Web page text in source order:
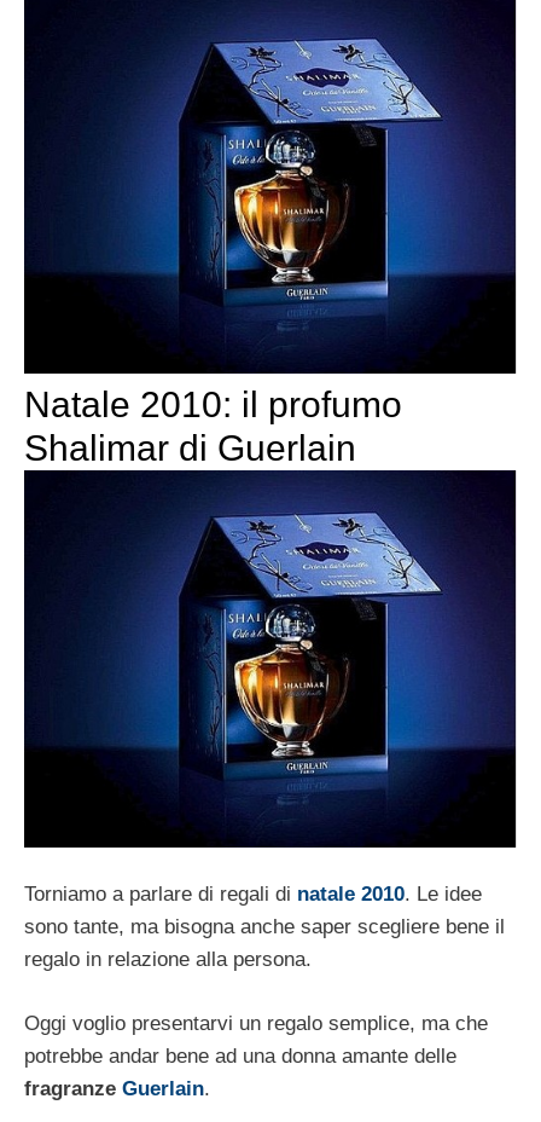
Natale 2010: il profumo
Shalimar di Guerlain
Torniamo a parlare di regali di natale 2010. Le idee
sono tante, ma bisogna anche saper scegliere bene il
regalo in relazione alla persona.
Oggi voglio presentarvi un regalo semplice, ma che
potrebbe andar bene ad una donna amante delle
fragranze Guerlain.